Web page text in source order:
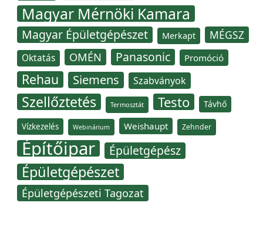
Magyar Mérnöki Kamara
Magyar Épületgépészet Merkapt MÉGSZ
Oktatás OMÉN Panasonic Promóció
Rehau Siemens Szabványok
Szellőztetés Termosztát Testo Távhő
Vízkezelés Webinárium Weishaupt Zehnder
Építőipar Épületgépész
Épületgépészet
Épületgépészeti Tagozat